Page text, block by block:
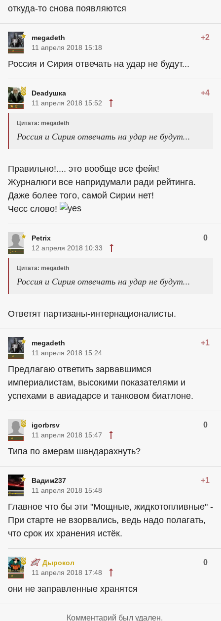
откуда-то снова появляются
megadeth +2
11 апреля 2018 15:18
Россия и Сирия отвечать на удар не будут...
Deadушка +4
11 апреля 2018 15:52
Цитата: megadeth
Россия и Сирия отвечать на удар не будут...
Правильно!.... это вообще все фейк!
Журналюги все напридумали ради рейтинга.
Даже более того, самой Сирии нет!
Чесс слово!
Petrix 0
12 апреля 2018 10:33
Цитата: megadeth
Россия и Сирия отвечать на удар не будут...
Ответят партизаны-интернационалисты.
megadeth +1
11 апреля 2018 15:24
Предлагаю ответить зарвавшимся
империалистам, высокими показателями и
успехами в авиадарсе и танковом биатлоне.
igorbrsv 0
11 апреля 2018 15:47
Типа по амерам шандарахнуть?
Вадим237 +1
11 апреля 2018 15:48
Главное что бы эти "Мощные, жидкотопливные" -
При старте не взорвались, ведь надо полагать,
что срок их хранения истёк.
Дырокол 0
11 апреля 2018 17:48
они не заправленные хранятся
Комментарий был удален.